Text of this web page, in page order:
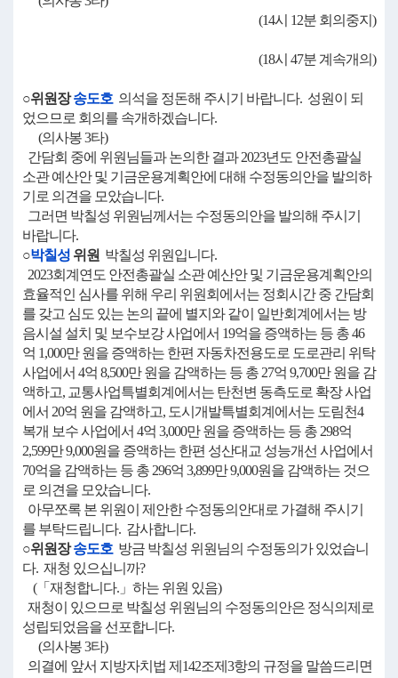
(14시 12분 회의중지)
(18시 47분 계속개의)
○위원장송도호 의석을 정돈해 주시기 바랍니다. 성원이 되
었으므로 회의를 속개하겠습니다.
(의사봉 3타)
간담회 중에 위원님들과 논의한 결과 2023년도 안전총괄실
소관 예산안 및 기금운용계획안에 대해 수정동의안을 발의하
기로 의견을 모았습니다.
그러면 박칠성 위원님께서는 수정동의안을 발의해 주시기
바랍니다.
○박칠성 위원 박칠성 위원입니다.
2023회계연도 안전총괄실 소관 예산안 및 기금운용계획안의
효율적인 심사를 위해 우리 위원회에서는 정회시간 중 간담회
를 갖고 심도 있는 논의 끝에 별지와 같이 일반회계에서는 방
음시설 설치 및 보수보강 사업에서 19억을 증액하는 등 총 46
억 1,000만 원을 증액하는 한편 자동차전용도로 도로관리 위탁
사업에서 4억 8,500만 원을 감액하는 등 총 27억 9,700만 원을 감
액하고, 교통사업특별회계에서는 탄천변 동측도로 확장 사업
에서 20억 원을 감액하고, 도시개발특별회계에서는 도림천4
복개 보수 사업에서 4억 3,000만 원을 증액하는 등 총 298억
2,599만 9,000원을 증액하는 한편 성산대교 성능개선 사업에서
70억을 감액하는 등 총 296억 3,899만 9,000원을 감액하는 것으
로 의견을 모았습니다.
아무쪼록 본 위원이 제안한 수정동의안대로 가결해 주시기
를 부탁드립니다. 감사합니다.
○위원장송도호 방금 박칠성 위원님의 수정동의가 있었습니
다. 재청 있으십니까?
(「재청합니다.」하는 위원 있음)
재청이 있으므로 박칠성 위원님의 수정동의안은 정식의제로
성립되었음을 선포합니다.
(의사봉 3타)
의결에 앞서 지방자치법 제142조제3항의 규정을 말씀드리면